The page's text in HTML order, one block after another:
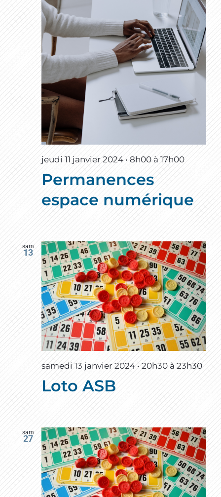
jeudi 11 janvier 2024 • 8h00à 17h00
Permanences
espace numérique
sam
13
samedi 13 janvier 2024 • 20h30à 23h30
Loto ASB
sam
27